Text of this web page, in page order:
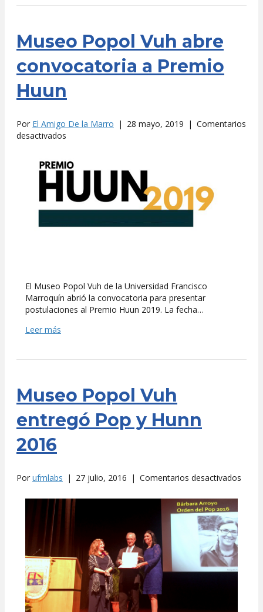
Museo Popol Vuh abre
convocatoria a Premio
Huun
Por El Amigo De la Marro | 28 mayo, 2019 | Comentarios
desactivados
Popol
Vuh
convocatoria
Huun
El Museo Popol Vuh de la Universidad Francisco
Marroquín abrió la convocatoria para presentar
postulaciones al Premio Huun 2019. La fecha…
Leer más
Museo Popol Vuh
entregó Pop y Hunn
2016
Por ufmlabs | 27 julio, 2016 | Comentarios desactivados